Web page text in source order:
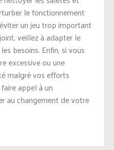
le fonctionnement
un jeu trop important
veillez à adapter le
besoins. Enfin, si vous
excessive ou une
malgré vos efforts
appel à un
au changement de votre